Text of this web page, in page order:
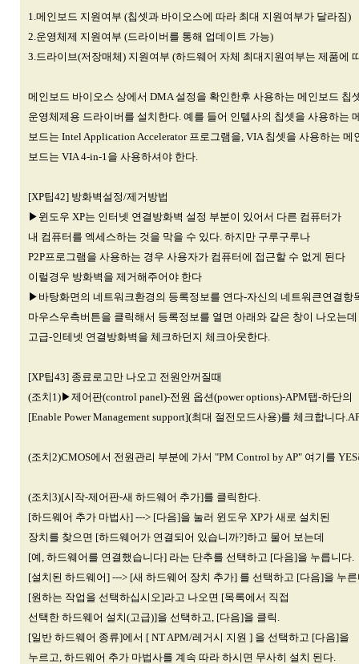
1.메인보드 지원여부 (칩셋과 바이오스에 따라 최대 지원여부가 달라짐)
2.운영체제 지원여부 (드라이버를 통해 업데이트 가능)
3.드라이브(저장매체) 지원여부 (하드웨어 자체 최대지원여부는 제품에
메인보드 바이오스 상에서 DMA 설정을 확인한후 사용하는 메인보드 칩
운영체제용 드라이버를 설치한다. 예를 들어 인텔사의 칩셋을 사용하는
보드는 Intel Application Accelerator 프로그램을, VIA 칩셋을 사용하는 메
보드는 VIA 4-in-1을 사용하셔야 한다.
[XP팁42] 방화벽설정/제거방법
▶윈도우 XP는 인터넷 연결방화벽 설정 부분이 있어서 다른 컴퓨터가
내 컴퓨터를 엑세스하는 것을 막을 수 있다. 하지만 구루구루나
P2P프로그램을 사용하는 경우 사용자가 컴퓨터에 접근할 수 없게 된다
이럴경우 방화벽을 제거해주어야 한다
▶바탕화면의 네트워크환경의 등록정보를 연다-자신의 네트워큰연결항
마우스우측버튼을 클릭해서 등록정보를 열면 아래와 같은 창이 나오는데
고급-인테넷 연결방화벽을 체크하던지 체크아웃한다.
[XP팁43] 종료로고만 나오고 전원안꺼질때
(조치1)▶제어판(control panel)-전원 옵션(power options)-APM탭-하단의
[Enable Power Management support](최대 절전모드사용)를 체크합니다
(조치2)CMOS에서 전원관리 부분에 가서 "PM Control by AP" 여기를
(조치3)[시작-제어판-새 하드웨어 추가]를 클릭한다.
[하드웨어 추가 마법사] ---> [다음]을 눌러 윈도우 XP가 새로 설치된
장치를 찾으면 [하드웨어가 연결되어 있습니까?]하고 물어 보는데
[예, 하드웨어를 연결했습니다] 라는 단추를 선택하고 [다음]을 누릅니다.
[설치된 하드웨어] ---> [새 하드웨어 장치 추가] 를 선택하고 [다음]을 누른
[원하는 작업을 선택하십시오]라고 나오면 [목록에서 직접
선택한 하드웨어 설치(고급)]을 선택하고, [다음]을 클릭.
[일반 하드웨어 종류]에서 [ NT APM/레거시 지원 ] 을 선택하고 [다음]을
누르고, 하드웨어 추가 마법사를 계속 따라 하시면 무사히 설치 된다.